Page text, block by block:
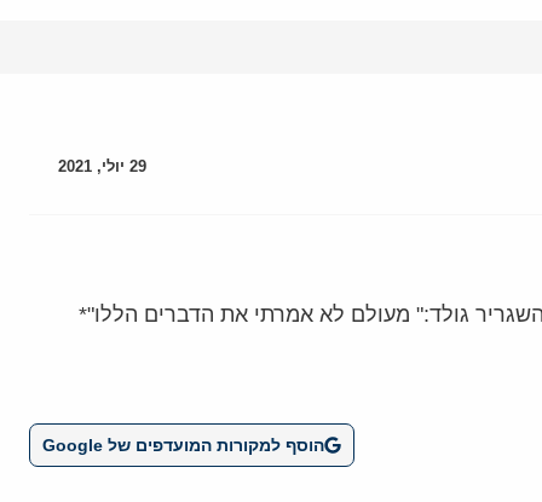
29 יולי, 2021
הוסף למקורות המועדפים של Google